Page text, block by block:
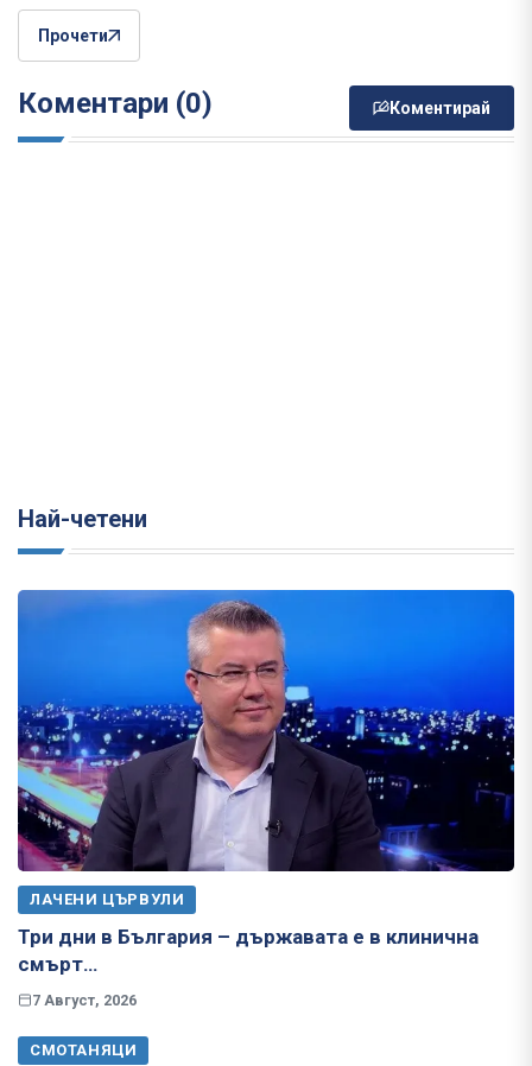
Прочети
Коментари (0) Коментирай
Най-четени
ЛАЧЕНИ ЦЪРВУЛИ
Три дни в България – държавата е в клинична
смърт…
7 Август, 2026
СМОТАНЯЦИ